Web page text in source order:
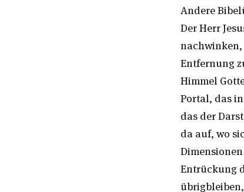
Andere
Der Herr
nachwinken,
Entfernung
Himmel
Portal, das
das der
da auf, wo
Entrückung